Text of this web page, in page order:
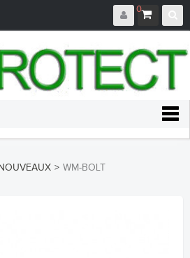
0
NOUVEAUX > WM-BOLT